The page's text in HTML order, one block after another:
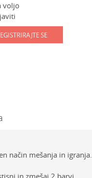
voljo
SE
način mešanja in igranja.
in zmešaj 2 barvi